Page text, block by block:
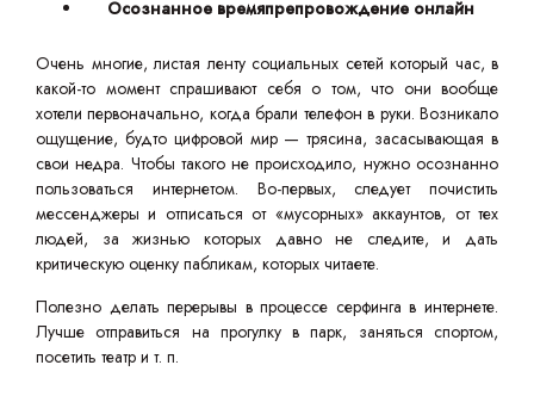
Осознанное времяпрепровождение онлайн
Очень многие, листая ленту социальных сетей который час, в
какой-то момент спрашивают себя о том, что они вообще
хотели первоначально, когда брали телефон в руки. Возникало
ощущение, будто цифровой мир — трясина, засасывающая в
свои недра. Чтобы такого не происходило, нужно осознанно
пользоваться интернетом. Во-первых, следует почистить
мессенджеры и отписаться от «мусорных» аккаунтов, от тех
людей, за жизнью которых давно не следите, и дать
критическую оценку пабликам, которых читаете.
Полезно делать перерывы в процессе серфинга в интернете.
Лучше отправиться на прогулку в парк, заняться спортом,
посетить театр и т. п.